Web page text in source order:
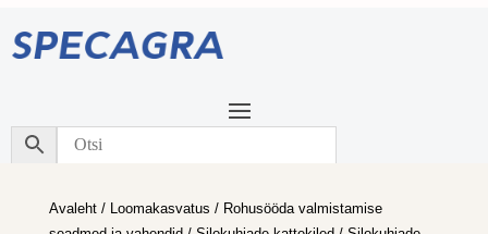
Avaleht/ Loomakasvatus / Rohusööda valmistamise